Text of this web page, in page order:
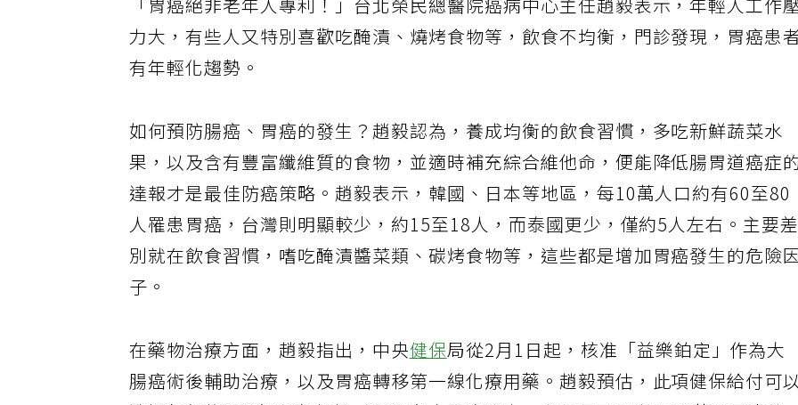
「胃癌絕非老年人專利！」台北榮民總醫院癌病中心主任趙毅表示，年輕人工作
力大，有些人又特別喜歡吃醃漬、燒烤食物等，飲食不均衡，門診發現，胃癌患
有年輕化趨勢。
如何預防腸癌、胃癌的發生？趙毅認為，養成均衡的飲食習慣，多吃新鮮蔬菜水
果，以及含有豐富纖維質的食物，並適時補充綜合維他命，便能降低腸胃道癌症
達報才是最佳防癌策略。趙毅表示，韓國、日本等地區，每10萬人口約有60至80
人罹患胃癌，台灣則明顯較少，約15至18人，而泰國更少，僅約5人左右。主要差
別就在飲食習慣，嗜吃醃漬醬菜類、碳烤食物等，這些都是增加胃癌發生的危險
子。
在藥物治療方面，趙毅指出，中央健保局從2月1日起，核准「益樂鉑定」作為大
腸癌術後輔助治療，以及胃癌轉移第一線化療用藥。趙毅預估，此項健保給付可